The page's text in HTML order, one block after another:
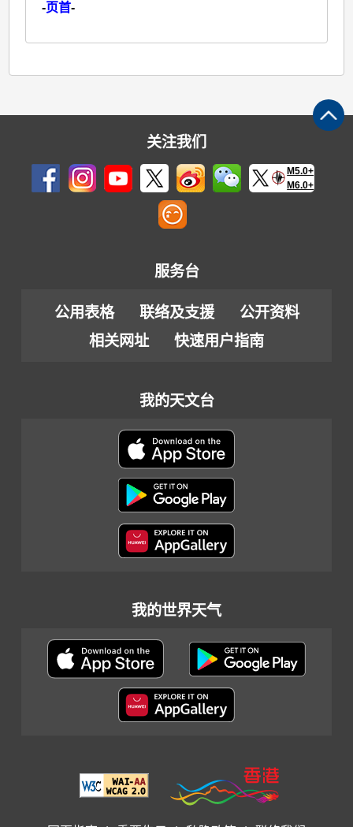
-页首-
关注我们
M5.0+
M6.0+
服务台
公用表格 联络及支援
公开资料
相关网址
快速用户指南
我的天文台
我的世界天气